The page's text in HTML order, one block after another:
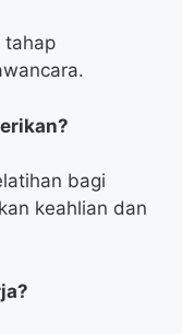
tahap
bagi
keahlian dan